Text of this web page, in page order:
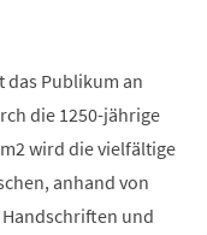
das Publikum an
die 1250-jährige
wird die vielfältige
anhand von
und